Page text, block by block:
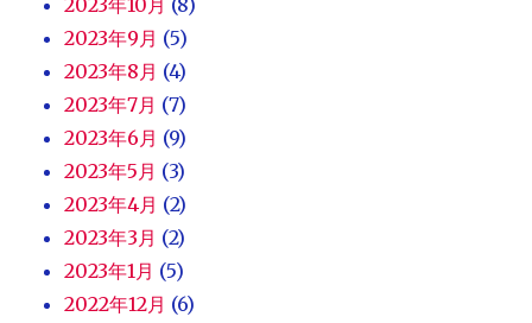
2023年9月 (5)
2023年8月 (4)
2023年7月 (7)
2023年6月 (9)
2023年5月 (3)
2023年4月 (2)
2023年3月 (2)
2023年1月 (5)
2022年12月 (6)